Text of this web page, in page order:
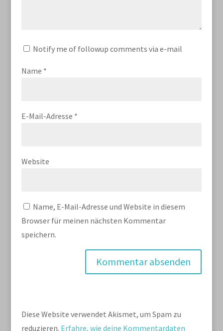
Notify me of followup comments via e-mail
Name *
E-Mail-Adresse *
Website
Name, E-Mail-Adresse und Website in diesem
Browser für meinen nächsten Kommentar
speichern.
Diese Website verwendet Akismet, um Spam zu
reduzieren. Erfahre, wie deine Kommentardaten